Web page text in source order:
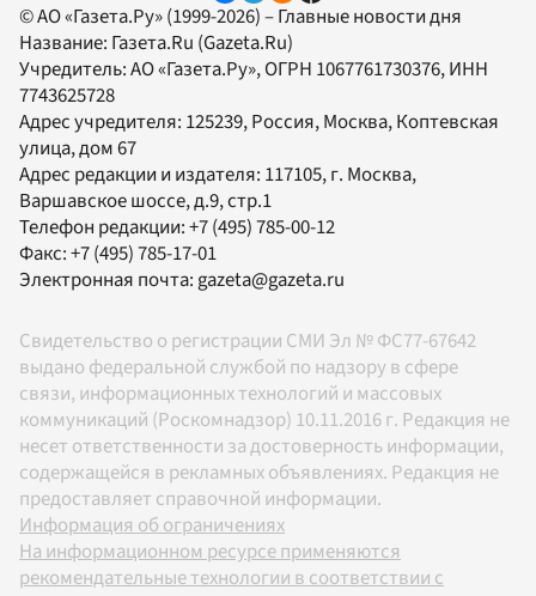
© АО «Газета.Ру» (1999-2026) – Главные новости дня
Название: Газета.Ru (Gazeta.Ru)
Учредитель:АО «Газета.Ру», ОГРН 1067761730376, ИНН
7743625728
Адрес учредителя: 125239, Россия, Москва, Коптевская
улица, дом 67
Адрес редакции и издателя: 117105, г. Москва,
Варшавское шоссе, д.9, стр.1
Телефон редакции:+7 (495) 785-00-12
Факс:+7 (495) 785-17-01
Электронная почта: gazeta@gazeta.ru
Свидетельство о регистрации СМИ Эл № ФС77-67642
выдано федеральной службой по надзору в сфере
связи, информационных технологий и массовых
коммуникаций (Роскомнадзор) 10.11.2016 г. Редакция не
несет ответственности за достоверность информации,
содержащейся в рекламных объявлениях. Редакция не
предоставляет справочной информации.
Информация об ограничениях
На информационном ресурсе применяются
рекомендательные технологии в соответствии с